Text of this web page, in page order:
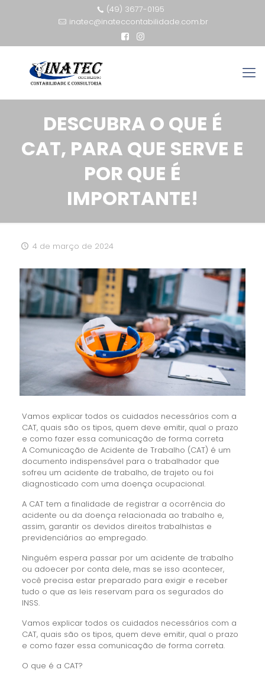
(49) 3677-0195
inatec@inateccontabilidade.com.br
DESCUBRA O QUE É
CAT, PARA QUE SERVE E
POR QUE É
IMPORTANTE!
4 de março de 2024
Vamos explicar todos os cuidados necessários com a
CAT, quais são os tipos, quem deve emitir, qual o prazo
e como fazer essa comunicação de forma correta
A Comunicação de Acidente de Trabalho (CAT) é um
documento indispensável para o trabalhador que
sofreu um acidente de trabalho, de trajeto ou foi
diagnosticado com uma doença ocupacional.
A CAT tem a finalidade de registrar a ocorrência do
acidente ou da doença relacionada ao trabalho e,
assim, garantir os devidos direitos trabalhistas e
previdenciários ao empregado.
Ninguém espera passar por um acidente de trabalho
ou adoecer por conta dele, mas se isso acontecer,
você precisa estar preparado para exigir e receber
tudo o que as leis reservam para os segurados do
INSS.
Vamos explicar todos os cuidados necessários com a
CAT, quais são os tipos, quem deve emitir, qual o prazo
e como fazer essa comunicação de forma correta.
O que é a CAT?